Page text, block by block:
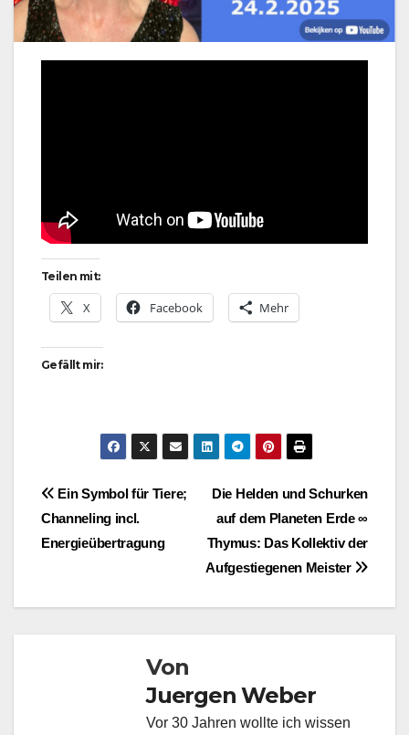
Teilen mit:
X Facebook Mehr
Gefällt mir:
Beitragsnavigation
Die Helden und Schurken
auf dem Planeten Erde ∞
Thymus: Das Kollektiv der
Aufgestiegenen Meister
Ein Symbol für Tiere;
Channeling incl.
Energieübertragung
Von
Juergen Weber
Vor 30 Jahren wollte ich wissen